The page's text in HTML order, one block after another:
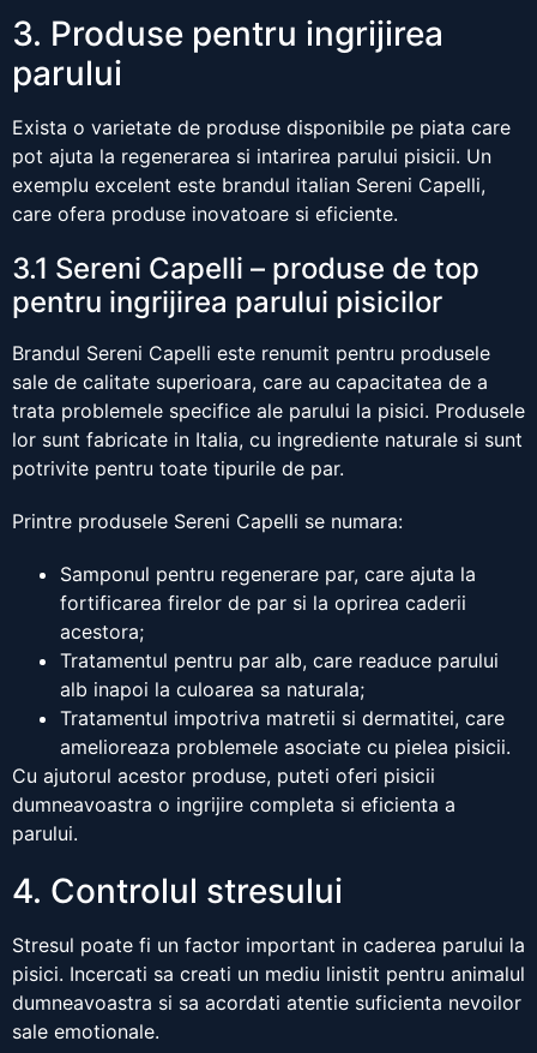
3. Produse pentru ingrijirea
parului
Exista o varietate de produse disponibile pe piata care
pot ajuta la regenerarea si intarirea parului pisicii. Un
exemplu excelent este brandul italian Sereni Capelli,
care ofera produse inovatoare si eficiente.
3.1 Sereni Capelli – produse de top
pentru ingrijirea parului pisicilor
Brandul Sereni Capelli este renumit pentru produsele
sale de calitate superioara, care au capacitatea de a
trata problemele specifice ale parului la pisici. Produsele
lor sunt fabricate in Italia, cu ingrediente naturale si sunt
potrivite pentru toate tipurile de par.
Printre produsele Sereni Capelli se numara:
Samponul pentru regenerare par, care ajuta la
fortificarea firelor de par si la oprirea caderii
acestora;
Tratamentul pentru par alb, care readuce parului
alb inapoi la culoarea sa naturala;
Tratamentul impotriva matretii si dermatitei, care
amelioreaza problemele asociate cu pielea pisicii.
Cu ajutorul acestor produse, puteti oferi pisicii
dumneavoastra o ingrijire completa si eficienta a
parului.
4. Controlul stresului
Stresul poate fi un factor important in caderea parului la
pisici. Incercati sa creati un mediu linistit pentru animalul
dumneavoastra si sa acordati atentie suficienta nevoilor
sale emotionale.